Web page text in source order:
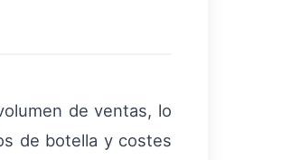
de ventas, lo
de botella y costes